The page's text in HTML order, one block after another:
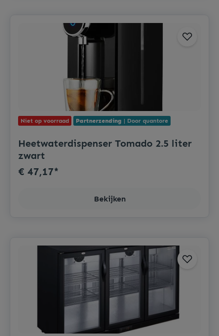
Niet op voorraad Partnerzending | Door quantore
Heetwaterdispenser Tomado 2.5 liter
zwart
€ 47,17*
Bekijken